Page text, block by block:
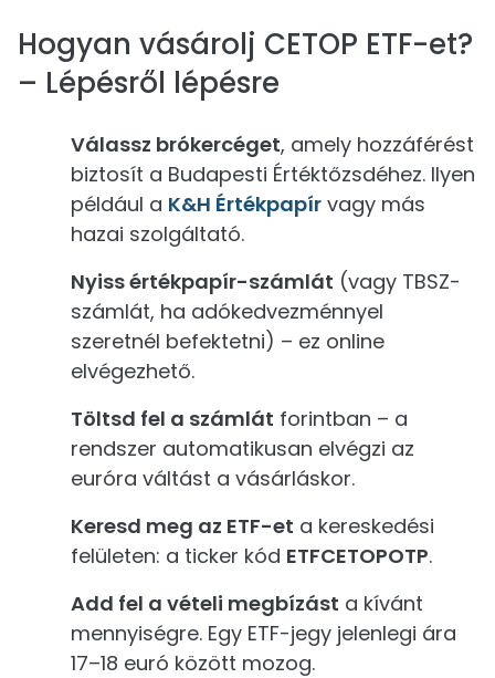
Hogyan vásárolj CETOP ETF-et?
– Lépésről lépésre
Válassz brókercéget, amely hozzáférést
biztosít a Budapesti Értéktőzsdéhez. Ilyen
például a K&H Értékpapír vagy más
hazai szolgáltató.
Nyiss értékpapír-számlát (vagy TBSZ-
számlát, ha adókedvezménnyel
szeretnél befektetni) – ez online
elvégezhető.
Töltsd fel a számlát forintban – a
rendszer automatikusan elvégzi az
euróra váltást a vásárláskor.
Keresd meg az ETF-et a kereskedési
felületen: a ticker kód ETFCETOPOTP.
Add fel a vételi megbízást a kívánt
mennyiségre. Egy ETF-jegy jelenlegi ára
17–18 euró között mozog.